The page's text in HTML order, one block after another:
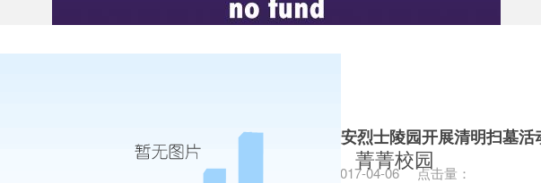
菁菁校园
我校国旗护卫队及部分学生代表赴西安烈士陵园开展清明扫墓
发布日期：2017-04-06 点击量：